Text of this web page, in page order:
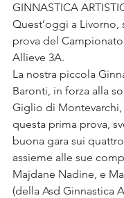
GINNASTICA
Quest’oggi a Livorno,
prova del
Allieve 3A.
La nostra piccola
Baronti, in forza alla
Giglio di
questa prima prova,
buona gara sui
assieme alle sue
Majdane Nadine, e
(della Asd Ginnastica